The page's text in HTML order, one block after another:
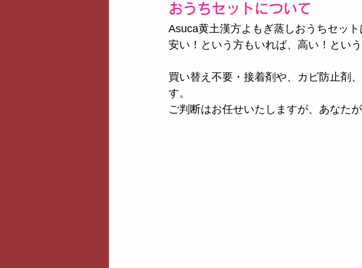
おうちセットについて
Asuca黄土漢方よもぎ蒸しおうちセット
安い！という方もいれば、高い！とい
買い替え不要・接着剤や、カビ防止剤
す。
ご判断はお任せいたしますが、あなた